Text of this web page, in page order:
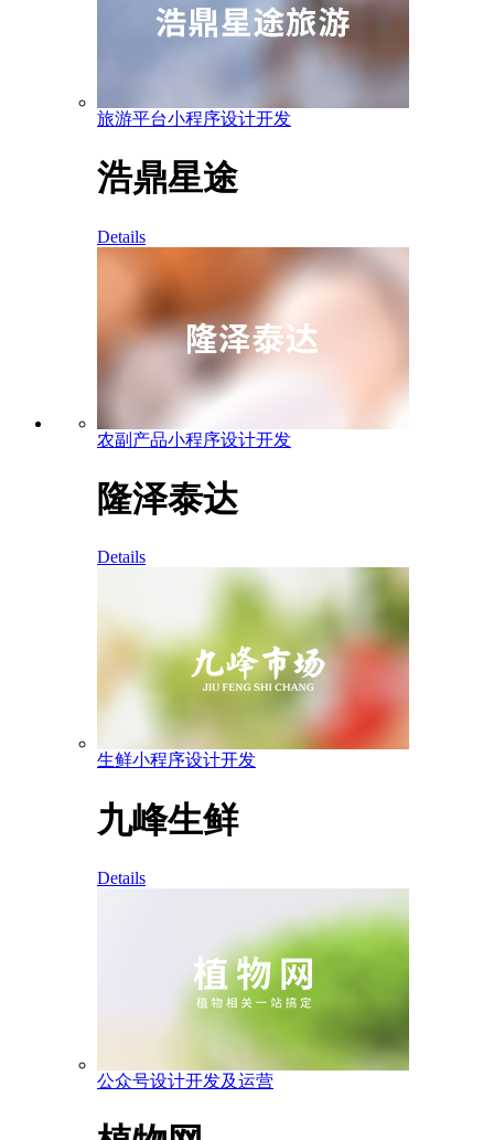
旅游平台小程序设计开发
浩鼎星途
Details
农副产品小程序设计开发
隆泽泰达
Details
生鲜小程序设计开发
九峰生鲜
Details
公众号设计开发及运营